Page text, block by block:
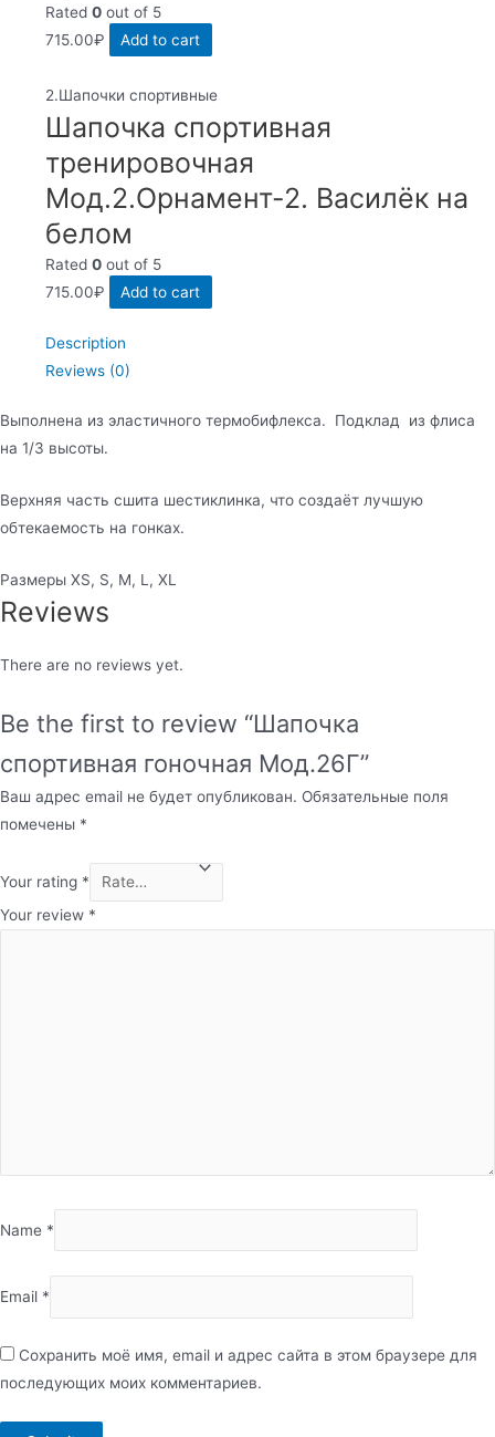
Rated0 out of 5
715.00₽ Add to cart
2.Шапочки спортивные
Шапочка спортивная
тренировочная
Мод.2.Орнамент-2. Василёк на
белом
Rated0 out of 5
715.00₽ Add to cart
Description
Reviews (0)
Выполнена из эластичного термобифлекса. Подклад из флиса
на 1/3 высоты.
Верхняя часть сшита шестиклинка, что создаёт лучшую
обтекаемость на гонках.
Размеры XS, S, M, L, XL
Reviews
There are no reviews yet.
Be the first to review “Шапочка
спортивная гоночная Мод.26Г”
Ваш адрес email не будет опубликован. Обязательные поля
помечены *
Your rating *
Your review *
Name *
Email *
Сохранить моё имя, email и адрес сайта в этом браузере для
последующих моих комментариев.